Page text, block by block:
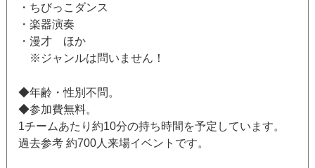
・ちびっこダンス
・楽器演奏
・漫才 ほか
※ジャンルは問いません！
◆年齢・性別不問。
◆参加費無料。
1チームあたり約10分の持ち時間を予定しています。
過去参考 約700人来場イベントです。